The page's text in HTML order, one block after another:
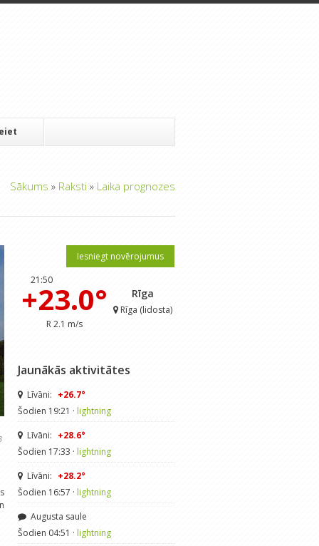
Sākums » Raksti » Laika prognozes
Iesniegt novērojumus
21:50
+23.0°
R 2.1 m/s
Rīga
Rīga (lidosta)
Jaunākās aktivitātes
Līvāni: +26.7°
Šodien 19:21 · lightning
Līvāni: +28.6°
Šodien 17:33 · lightning
Līvāni: +28.2°
Šodien 16:57 · lightning
Augusta saule
Šodien 04:51 · lightning